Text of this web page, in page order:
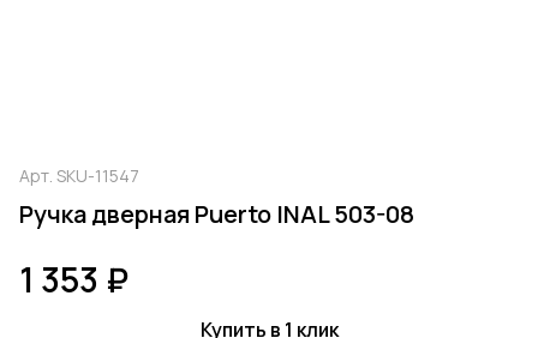
Арт. SKU-11547
Ручка дверная Puerto INAL 503-08
1 353 ₽
Купить в 1 клик